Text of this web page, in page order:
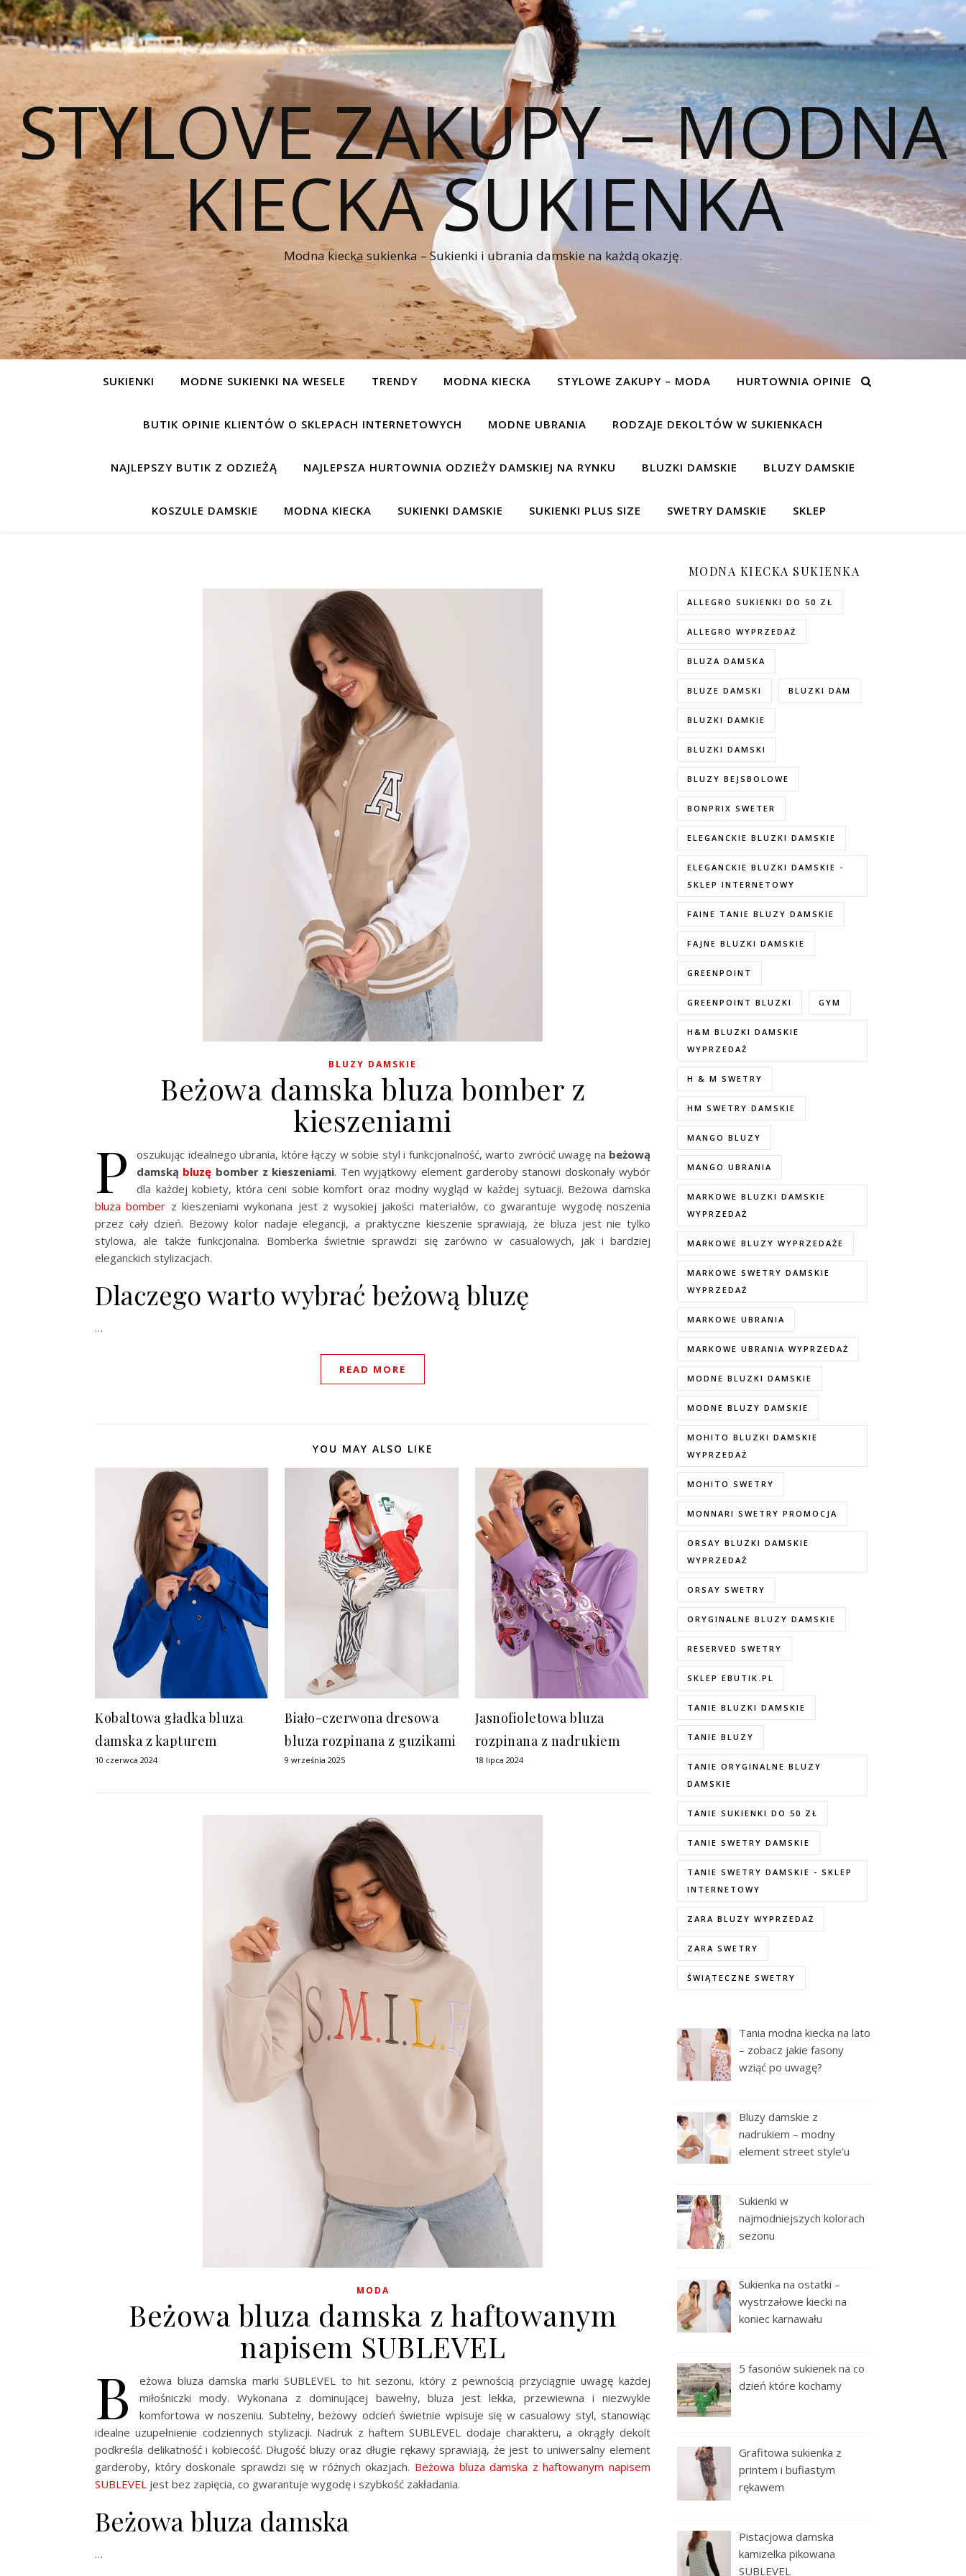
STYLOVE ZAKUPY – MODNA
KIECKA SUKIENKA
Modna kiecka sukienka – Sukienki i ubrania damskie na każdą okazję.
SUKIENKI MODNE SUKIENKI NA WESELE TRENDY MODNA KIECKA STYLOWE ZAKUPY – MODA HURTOWNIA OPINIE
BUTIK OPINIE KLIENTÓW O SKLEPACH INTERNETOWYCH MODNE UBRANIA RODZAJE DEKOLTÓW W SUKIENKACH
NAJLEPSZY BUTIK Z ODZIEŻĄ NAJLEPSZA HURTOWNIA ODZIEŻY DAMSKIEJ NA RYNKU BLUZKI DAMSKIE BLUZY DAMSKIE
KOSZULE DAMSKIE MODNA KIECKA SUKIENKI DAMSKIE SUKIENKI PLUS SIZE SWETRY DAMSKIE SKLEP
BLUZY DAMSKIE
Beżowa damska bluza bomber z
kieszeniami
P oszukując idealnego ubrania, które łączy w sobie styl i funkcjonalność, warto zwrócić uwagę na beżową
damską bluzę bomber z kieszeniami. Ten wyjątkowy element garderoby stanowi doskonały wybór
dla każdej kobiety, która ceni sobie komfort oraz modny wygląd w każdej sytuacji. Beżowa damska
bluza bomber z kieszeniami wykonana jest z wysokiej jakości materiałów, co gwarantuje wygodę noszenia
przez cały dzień. Beżowy kolor nadaje elegancji, a praktyczne kieszenie sprawiają, że bluza jest nie tylko
stylowa, ale także funkcjonalna. Bomberka świetnie sprawdzi się zarówno w casualowych, jak i bardziej
eleganckich stylizacjach.
Dlaczego warto wybrać beżową bluzę
…
READ MORE
YOU MAY ALSO LIKE
Kobaltowa gładka bluza
damska z kapturem
10 czerwca 2024
Biało-czerwona dresowa
bluza rozpinana z guzikami
9 września 2025
Jasnofioletowa bluza
rozpinana z nadrukiem
18 lipca 2024
MODA
Beżowa bluza damska z haftowanym
napisem SUBLEVEL
B
eżowa bluza damska marki SUBLEVEL to hit sezonu, który z pewnością przyciągnie uwagę każdej
miłośniczki mody. Wykonana z dominującej bawełny, bluza jest lekka, przewiewna i niezwykle
komfortowa w noszeniu. Subtelny, beżowy odcień świetnie wpisuje się w casualowy styl, stanowiąc
idealne uzupełnienie codziennych stylizacji. Nadruk z haftem SUBLEVEL dodaje charakteru, a okrągły dekolt
podkreśla delikatność i kobiecość. Długość bluzy oraz długie rękawy sprawiają, że jest to uniwersalny element
garderoby, który doskonale sprawdzi się w różnych okazjach. Beżowa bluza damska z haftowanym napisem
SUBLEVEL jest bez zapięcia, co gwarantuje wygodę i szybkość zakładania.
Beżowa bluza damska
…
MODNA KIECKA SUKIENKA
ALLEGRO SUKIENKI DO 50 ZŁ
ALLEGRO WYPRZEDAŻ
BLUZA DAMSKA
BLUZE DAMSKI BLUZKI DAM
BLUZKI DAMKIE
BLUZKI DAMSKI
BLUZY BEJSBOLOWE
BONPRIX SWETER
ELEGANCKIE BLUZKI DAMSKIE
ELEGANCKIE BLUZKI DAMSKIE -
SKLEP INTERNETOWY
FAINE TANIE BLUZY DAMSKIE
FAJNE BLUZKI DAMSKIE
GREENPOINT
GREENPOINT BLUZKI GYM
H&M BLUZKI DAMSKIE
WYPRZEDAŻ
H & M SWETRY
HM SWETRY DAMSKIE
MANGO BLUZY
MANGO UBRANIA
MARKOWE BLUZKI DAMSKIE
WYPRZEDAŻ
MARKOWE BLUZY WYPRZEDAŻE
MARKOWE SWETRY DAMSKIE
WYPRZEDAŻ
MARKOWE UBRANIA
MARKOWE UBRANIA WYPRZEDAŻ
MODNE BLUZKI DAMSKIE
MODNE BLUZY DAMSKIE
MOHITO BLUZKI DAMSKIE
WYPRZEDAŻ
MOHITO SWETRY
MONNARI SWETRY PROMOCJA
ORSAY BLUZKI DAMSKIE
WYPRZEDAŻ
ORSAY SWETRY
ORYGINALNE BLUZY DAMSKIE
RESERVED SWETRY
SKLEP EBUTIK.PL
TANIE BLUZKI DAMSKIE
TANIE BLUZY
TANIE ORYGINALNE BLUZY
DAMSKIE
TANIE SUKIENKI DO 50 ZŁ
TANIE SWETRY DAMSKIE
TANIE SWETRY DAMSKIE - SKLEP
INTERNETOWY
ZARA BLUZY WYPRZEDAŻ
ZARA SWETRY
ŚWIĄTECZNE SWETRY
Tania modna kiecka na lato
– zobacz jakie fasony
wziąć po uwagę?
Bluzy damskie z
nadrukiem – modny
element street style’u
Sukienki w
najmodniejszych kolorach
sezonu
Sukienka na ostatki –
wystrzałowe kiecki na
koniec karnawału
5 fasonów sukienek na co
dzień które kochamy
Grafitowa sukienka z
printem i bufiastym
rękawem
Pistacjowa damska
kamizelka pikowana
SUBLEVEL